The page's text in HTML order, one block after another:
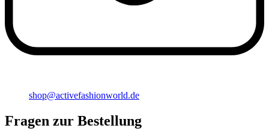
shop@activefashionworld.de
Fragen zur Bestellung